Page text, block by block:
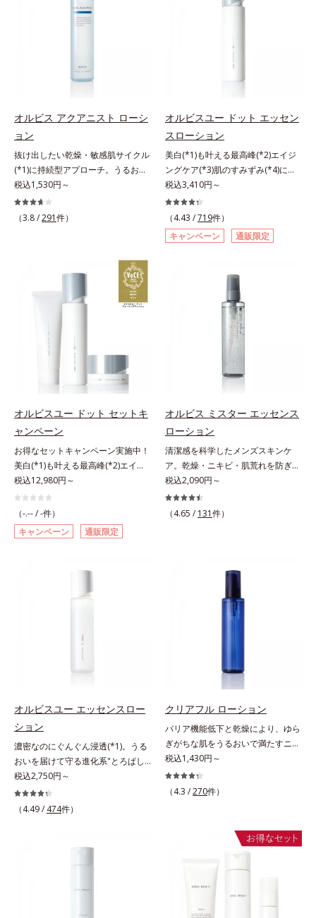
イックフィット成分(*3)がほぐれた
角層の汚れを素早くなじませ、コッ
C(*5)や高浸透セラミド(*6)配合で肌
の水分量アップ。洗顔後の肌に使う
らずのまっさら肌へ。メイクのり
(*7)もよくなります。さわやかさ広
がるシトラスハーバルの香り。*1
乾燥による*2 クエン酸配合＝角層
柔軟成分*3 イソペンチルジオール
配合＝保湿成分*4 ツボクサ葉エキ
ス配合＝保湿成分*5 パルミチン酸
アスコルビルリン酸3Na配合＝保湿
ピタッと密着。くずれ防止成分が
でメイクをくずさずガードします。
さらに保湿成分配合でうるおい感が
続き、エアコンなどによる乾燥も防
ぎます。*1 トリメチルシロキシケ
イ酸、ジメチコン配合＝汗や水、皮
脂をはじき、メイクくずれを防ぐ成
分*2 オリーブ葉エキス、ゴレンシ
葉エキス、加水分解ヒアルロン酸、
異性化糖配合＝保湿成分【ご使用方
法】2層タイプなので、必ず容器を
よく振ってからお使いください。メ
イクの仕上げに、顔から20cm程度
離し、目と口を閉じて、顔全体に適
量吹きかけてください。（5～6プッ
触れずに乾くまでそのままお待ちく
オルビス アクアニスト ローシ
ョン
抜け出したい乾燥・敏感肌サイクル
(*1)に持続型アプローチ。うるおい
を追求した敏感肌用保湿スキンケア
(*2)。うるおいを逃し、刺激を受け
やすい角層の“乾燥敏感スランプ
望の敏感肌用保湿スキンケアライン
「オルビス アクアニスト」。乾燥
敏感スランプの原因にアプローチす
る持続型トリプルアミノ酸(*4)を配
異物として排出されにくく、肌にと
どまってうるおいを蓄えてくれま
す。刺激を受けやすくなった角層を
うるおいで満たし、脱・敏感肌を目
指します。無油分・無着色・無香
料・アルコールフリー・界面活性剤
不使用(*5)・パラベンフリー、6つ
のフリー処方で徹底的に肌に寄り添
います。*1 乾燥と敏感をくり返す
こと*2 敏感肌対象連用テスト済
（すべての方のお肌に合うというこ
とではありません）*3 乾燥して敏
感に感じやすい状態のこと*4 発酵
アミノ酸（ポリグルタミン酸）配合
＝乾燥を防ぎ、うるおいに満ちた肌
（エルゴチオネイン）配合＝肌を整
物由来アミノ酸（エクトイン）配合
を除くLM＝さっぱり高保湿タイプ
（脂性肌～普通肌）RM＝しっとり
高保湿タイプ（普通肌～超乾性肌）
税込1,530円～
（3.8 /291件）
オルビスユー ドット エッセン
スローション
美白(*1)も叶える最高峰(*2)エイジ
ングケア(*3)肌のすみずみ(*4)にし
みわたるうるおい充満ローション。
ハリも透明感(*5)も結果主義。年齢
サイン(*6)の因子に着目した肌科学
エイジングケア(*3)シリーズ。オル
ビスユー ドットシリーズは、年齢
ではなく、肌で起きていることの根
本原因に着目。加齢とともに現れる
年齢サインについて研究を進めたと
ころ、弾力感のない状態である「ハ
リのなさ」や、くすみ(*7)などが現
れている状態である「透明感のな
さ」が、大人の肌印象に大きな影響
を与えていることがわかりました。
そこでオルビスユー ドットシリー
ズは美容成分(*8)として「G.D.F.ア
クティベーター(*9)」を配合。そし
て、従来から配合している美白(*1)
有効成分「トラネキサム酸」を配合
しました。さらに、シリーズ共通の
美容成分「GLルートブースター
(*10)」を配合することで、肌のふ
っくら感や透明感を叶えます。美白
果的なシナジー設計で、あなたのエ
イジングケアを応援します。*1 メ
ラニンの生成を抑え、シミ・ソバカ
スを防ぐ（ウォッシュを除く）*2
る*6 乾燥、ハリ・ツヤのなさ
*7 乾燥による*8 保湿成分*9
ロニセラカエルレア果汁、ノバラエ
キス配合＝うるおいを与えハリと透
明感に満ちた肌へ導く保湿成分
*10 メマツヨイグサ抽出液、スイ
カズラエキス配合＝角層のすみずみ
まで水分・油分を保ち、ハリ・ツヤ
を与える保湿成分*11 気持ちのこ
税込3,410円～
（4.43 /719件）
キャンペーン
通販限定
オルビスユー ドット セットキ
ャンペーン
お得なセットキャンペーン実施中！
美白(*1)も叶える最高峰(*2)エイジ
ングケア(*3)。ハリも透明感(*4)も
結果主義。年齢サイン(*5)の因子に
着目した肌科学エイジングケア(*3)
シリーズ。オルビスユー ドットシ
リーズは、年齢による肌悩み一つ一
ていることの根本原因に着目。加齢
いて研究を進めたところ、弾力感の
ある「透明感のなさ」が現れること
で大人の肌印象に大きな影響を与え
ていることが分かりました。そこで
容成分(*7)として「G.D.F.アクティ
ベーター(*8)」を配合。そして、従
来から配合している美白有効成分
「トラネキサム酸」を配合しまし
た。さらに、シリーズ共通の美容成
分(*7)「GLルートブースター(*9)」
を配合することで、肌のふっくら感
や透明感を叶えます。美白ケアしな
(*10)のハリと透明感を。効果的な
シナジー設計で、あなたのエイジン
税込12,980円～
（-.-- / -件）
キャンペーン
通販限定
オルビス ミスター エッセンス
ローション
清潔感を科学したメンズスキンケ
ア。乾燥・ニキビ・肌荒れを防ぎハ
リ・ツヤのある、好印象な清潔透明
肌(*1)へ。オルビス ミスターは、男
性の清潔感、爽やかさ、若々しさの
(*3)。ニキビ・肌荒れ予防有効成分
と保湿成分を新たに配合。これまで
の乾燥・テカリへのケアはそのまま
に、肌荒れ・ニキビ予防など“今”の
おいを逃しやすい男性肌に着目し、
アイテム同士をなじみやすくする
8アイテム分の機能を3ステップに集
約し、よりシンプルなお手入れで、
ハリ・ツヤのある好印象な清潔透明
肌(*1)へ導きます。*1 うるおいによ
る透明感のある肌*2 男性の顔画像
を用いた印象評価において、基準画
かさ印象が高く評価されたこと*3
2022年12月22日時点で、科学文献
データベースPubMed及びGoogle
scholarにより国内化粧品業界にお
いて該当文献がないことを確認（ポ
ーラ化成研究所調べ）
税込2,090円～
（4.65 / 131件）
オルビスユー エッセンスロー
ション
濃密なのにぐんぐん浸透(*1)。うる
おいを届けて守る進化系"とろぱし
ゃ"ローション。7000種を超える成
分から厳選し、「うるおいの質
(*1)」に着目した初期エイジングケ
ーチする初期エイジングケアシリー
ズです。「うるおいの質」に着目
に満ちた美しい肌へと導きます。ポ
税込2,750円～
（4.49 / 474件）
クリアフル ローション
バリア機能低下と乾燥により、ゆら
ぎがちな肌をうるおいで満たすニキ
ビ対策化粧水。「ニキビをくり返し
てしまう」「毛穴目立ちが気にな
る」「マスク生活であごや口まわり
のバリア機能の低下」と、肌悩み
「毛穴の目立ち」の両方にWでアプ
由来成分とコラーゲンが肌をいたわ
りながらうるおいを与え、バリア機
税込1,430円～
（4.3 /270件）